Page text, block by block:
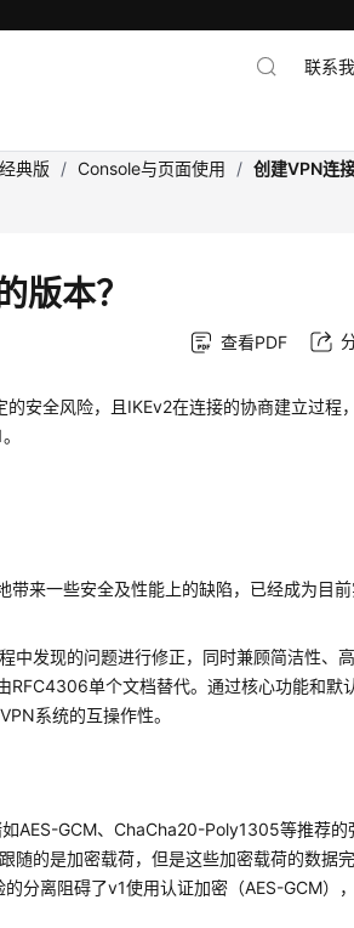
联系
典版 / Console与页面使用 / 创建VPN连
版本？
查看PDF
安全风险，且IKEv2在连接的协商建立过程，
带来一些安全及性能上的缺陷，已经成为目前
中发现的问题进行修正，同时兼顾简洁性、
RFC4306单个文档替代。通过核心功能和默
系统的互操作性。
AES-GCM、ChaCha20-Poly1305等推荐的
随的是加密载荷，但是这些加密载荷的数据
分离阻碍了v1使用认证加密（AES-GCM）